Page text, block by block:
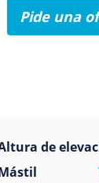
Pide una
de